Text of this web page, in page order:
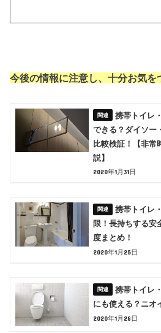
今後の情報に注意し、十分お気を
携帯トイレ
できる？ダイソー
比較検証！【非常
説】
2020年1月31日
携帯トイレ
限！長持ちする安
度まとめ！
2020年1月25日
携帯トイレ
にも使える？ニオ
2020年1月28日